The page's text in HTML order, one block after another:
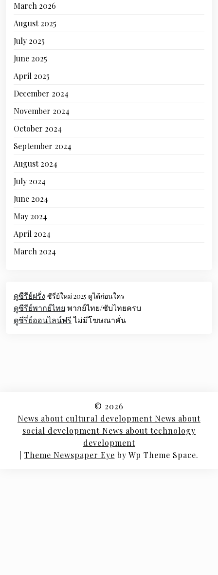
March 2026
August 2025
July 2025
June 2025
April 2025
December 2024
November 2024
October 2024
September 2024
August 2024
July 2024
June 2024
May 2024
April 2024
March 2024
ดูซีรีย์ฝรั่ง ซีรี่ย์ใหม่ 2025 ดูได้ก่อนใคร
ดูซีรีย์พากย์ไทย พากย์ไทย/ซับไทยครบ
ดูซีรี่ย์ออนไลน์ฟรีไม่มีโฆษณาคั่น
© 2026
News about cultural development News about
social development News about technology
development
Theme Newspaper Eye by Wp Theme Space.